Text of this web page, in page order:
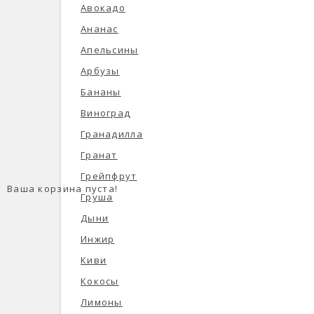
Ваша корзина пуста!
Авокадо
Ананас
Апельсины
Арбузы
Бананы
Виноград
Гранадилла
Гранат
Грейпфрут
Груша
Дыни
Инжир
Киви
Кокосы
Лимоны